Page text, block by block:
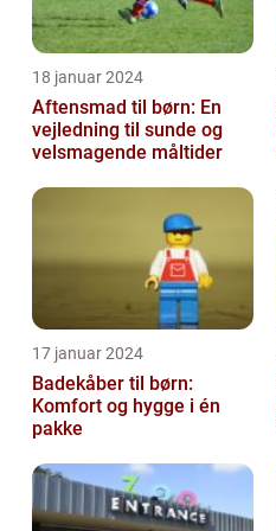
18 januar 2024
Aftensmad til børn: En
vejledning til sunde og
velsmagende måltider
17 januar 2024
Badekåber til børn:
Komfort og hygge i én
pakke